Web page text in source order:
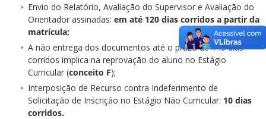
Envio do Relatório, Avaliação do Supervisor e Avaliação do
Orientador assinadas: em até 120 dias corridos a partir da
matrícula;
A não entrega dos documentos até o prazo de 140 dias
corridos implica na reprovação do aluno no Estágio
Curricular (conceito F);
Interposição de Recurso contra Indeferimento de
Solicitação de Inscrição no Estágio Não Curricular: 10 dias
corridos.